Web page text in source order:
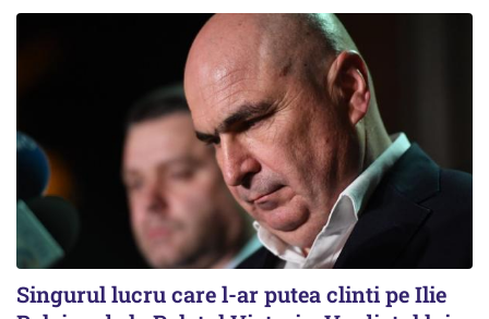
Singurul lucru care l-ar putea clinti pe Ilie